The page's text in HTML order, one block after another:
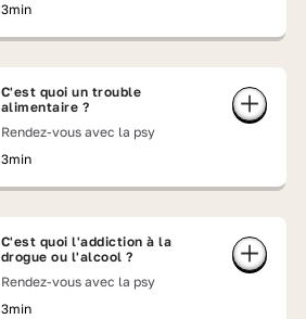
3min
C'est quoi un trouble
alimentaire ?
Rendez-vous avec la psy
3min
C'est quoi l'addiction à la
drogue ou l'alcool ?
Rendez-vous avec la psy
3min